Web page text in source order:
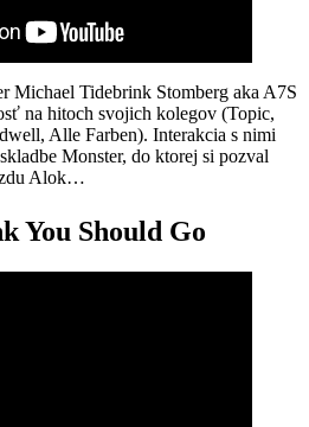
Michael Tidebrink Stomberg aka A7S
na hitoch svojich kolegov (Topic,
Alle Farben). Interakcia s nimi
Monster, do ktorej si pozval
Alok…
You Should Go